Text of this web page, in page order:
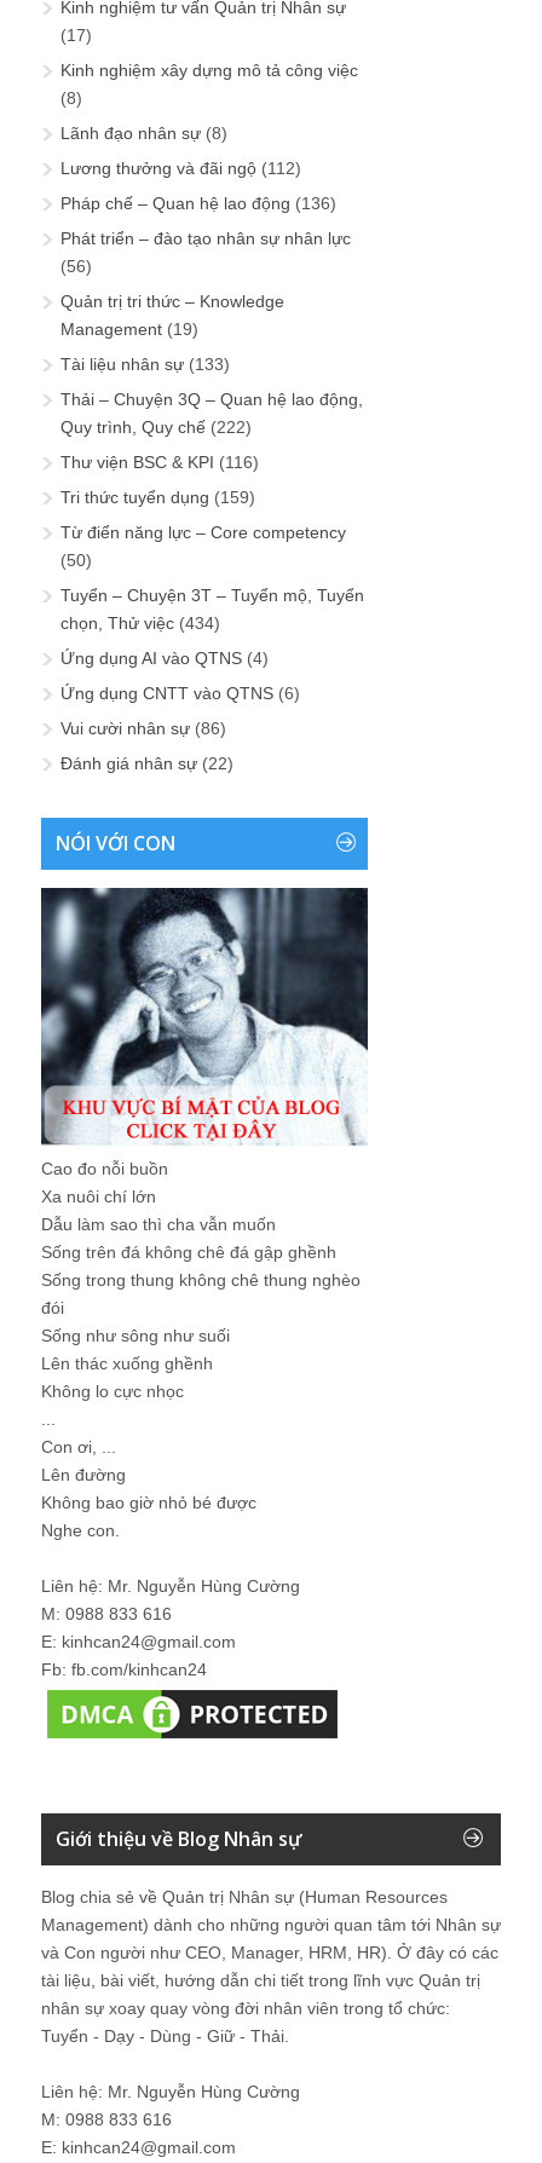
Kinh nghiệm tư vấn Quản trị Nhân sự
(17)
Kinh nghiệm xây dựng mô tả công việc
(8)
Lãnh đạo nhân sự (8)
Lương thưởng và đãi ngộ (112)
Pháp chế – Quan hệ lao động (136)
Phát triển – đào tạo nhân sự nhân lực
(56)
Quản trị tri thức – Knowledge
Management (19)
Tài liệu nhân sự (133)
Thải – Chuyện 3Q – Quan hệ lao động,
Quy trình, Quy chế (222)
Thư viện BSC & KPI (116)
Tri thức tuyển dụng (159)
Từ điển năng lực – Core competency
(50)
Tuyển – Chuyện 3T – Tuyển mộ, Tuyển
chọn, Thử việc (434)
Ứng dụng AI vào QTNS (4)
Ứng dụng CNTT vào QTNS (6)
Vui cười nhân sự (86)
Đánh giá nhân sự (22)
NÓI VỚI CON
Cao đo nỗi buồn
Xa nuôi chí lớn
Dẫu làm sao thì cha vẫn muốn
Sống trên đá không chê đá gập ghềnh
Sống trong thung không chê thung nghèo
đói
Sống như sông như suối
Lên thác xuống ghềnh
Không lo cực nhọc
Con ơi, ...
Lên đường
Không bao giờ nhỏ bé được
Nghe con.
Liên hệ: Mr. Nguyễn Hùng Cường
M: 0988 833 616
E: kinhcan24@gmail.com
Fb: fb.com/kinhcan24
Giới thiệu về Blog Nhân sự
Blog chia sẻ về Quản trị Nhân sự (Human Resources
Management) dành cho những người quan tâm tới Nhân sự
và Con người như CEO, Manager, HRM, HR). Ở đây có các
tài liệu, bài viết, hướng dẫn chi tiết trong lĩnh vực Quản trị
nhân sự xoay quay vòng đời nhân viên trong tổ chức:
Tuyển - Dạy - Dùng - Giữ - Thải.
Liên hệ: Mr. Nguyễn Hùng Cường
M: 0988 833 616
E: kinhcan24@gmail.com